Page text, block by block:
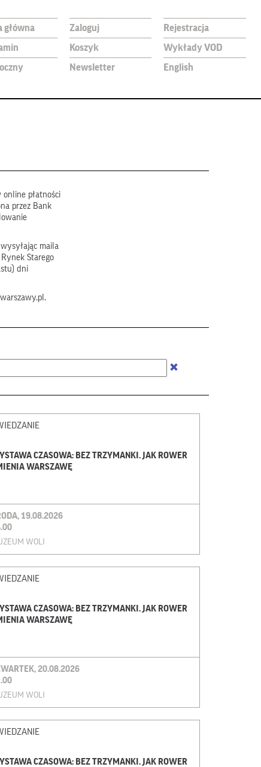
główna Zaloguj
Rejestracja
Koszyk
Wykłady VOD
Newsletter English
płatności
przez Bank
maila
Starego
dni
CZASOWA: BEZ TRZYMANKI. JAK ROWER
WARSZAWĘ
19.08.2026
WOLI
CZASOWA: BEZ TRZYMANKI. JAK ROWER
WARSZAWĘ
20.08.2026
WOLI
CZASOWA: BEZ TRZYMANKI. JAK ROWER